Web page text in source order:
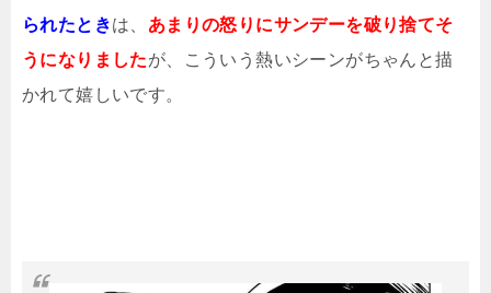
られたときは、 あまりの怒りにサンデーを破り捨てそ
うになりましたが、こういう熱いシーンがちゃんと描
かれて嬉しいです。